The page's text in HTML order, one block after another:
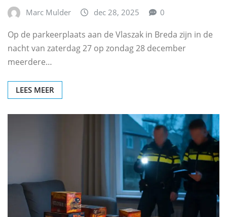
Marc Mulder dec 28, 2025 0
Op de parkeerplaats aan de Vlaszak in Breda zijn in de
nacht van zaterdag 27 op zondag 28 december
meerdere…
LEES MEER